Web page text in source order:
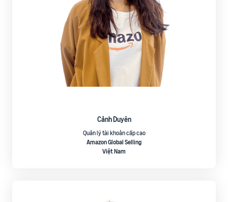
Cảnh Duyên
Quản lý tài khoản cấp cao
Amazon Global Selling
Việt Nam